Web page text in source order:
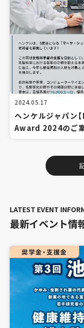
2024.05.17
ヘンケルジャパ
Award 2024のご案
最新イベント情
奨学金・支援金